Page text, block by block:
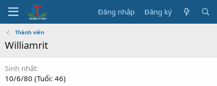
Đăng nhập Đăng ký
Thành viên
Williamrit
Sinh nhật
10/6/80 (Tuổi: 46)